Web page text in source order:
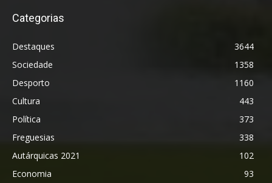
Categorias
Destaques
3644
Sociedade
1358
Desporto
1160
Cultura
443
Política
373
Freguesias
338
Autárquicas 2021
102
Economia
93